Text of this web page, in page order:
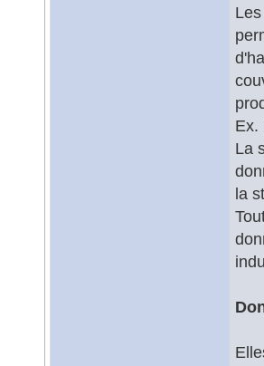
Ex.
La
la